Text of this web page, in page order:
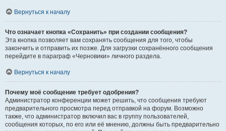
Вернуться к началу
Что означает кнопка «Сохранить» при создании сообщения?
Эта кнопка позволяет вам сохранять сообщения для того, чтобы
закончить и отправить их позже. Для загрузки сохранённого сообщения
перейдите в параграф «Черновики» личного раздела.
Вернуться к началу
Почему моё сообщение требует одобрения?
Администратор конференции может решить, что сообщения требуют
предварительного просмотра перед отправкой на форум. Возможно
также, что администратор включил вас в группу пользователей,
сообщения которых, по его или её мнению, должны быть предварительно